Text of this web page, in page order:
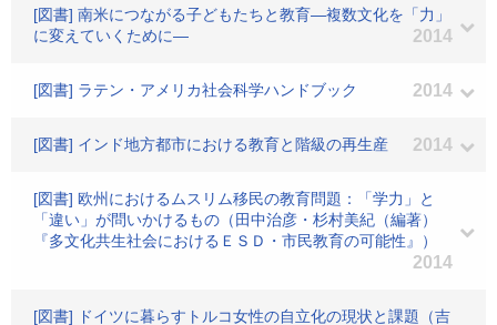
[図書] 南米につながる子どもたちと教育―複数文化を「力」
に変えていくために―
2014
[図書] ラテン・アメリカ社会科学ハンドブック 2014
[図書] インド地方都市における教育と階級の再生産 2014
[図書] 欧州におけるムスリム移民の教育問題：「学力」と
「違い」が問いかけるもの（田中治彦・杉村美紀（編著）
『多文化共生社会におけるＥＳＤ・市民教育の可能性』）
2014
[図書] ドイツに暮らすトルコ女性の自立化の現状と課題（吉